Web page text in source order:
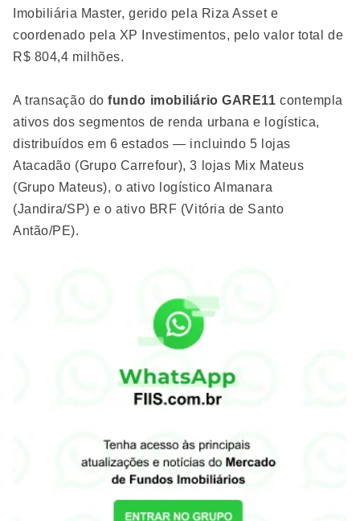
Imobiliária Master, gerido pela Riza Asset e
coordenado pela XP Investimentos, pelo valor total de
R$ 804,4 milhões.
A transação dofundo imobiliário GARE11 contempla
ativos dos segmentos de renda urbana e logística,
distribuídos em 6 estados — incluindo 5 lojas
Atacadão (Grupo Carrefour), 3 lojas Mix Mateus
(Grupo Mateus), o ativo logístico Almanara
(Jandira/SP) e o ativo BRF (Vitória de Santo
Antão/PE).